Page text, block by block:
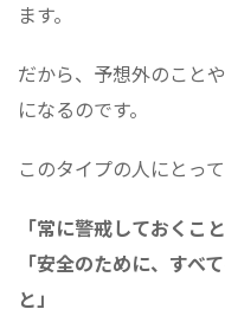
ます。
だから、予想外のこと
になるのです。
このタイプの人にとっ
「常に警戒しておくこと
「安全のために、すべ
と」